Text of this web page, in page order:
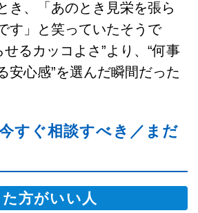
き、「あのとき見栄を張ら
す」と笑っていたそうで
るカッコよさ”より、“何事
安心感”を選んだ瞬間だった
すぐ相談すべき／まだ
方がいい人